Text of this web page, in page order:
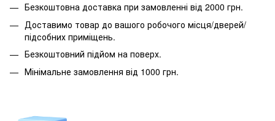
Безкоштовна доставка при замовленні від 2000 грн.
Доставимо товар до вашого робочого місця/дверей/
підсобних приміщень.
Безкоштовний підйом на поверх.
Мінімальне замовлення від 1000 грн.